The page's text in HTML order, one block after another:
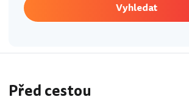
Vyhledat
Před cestou